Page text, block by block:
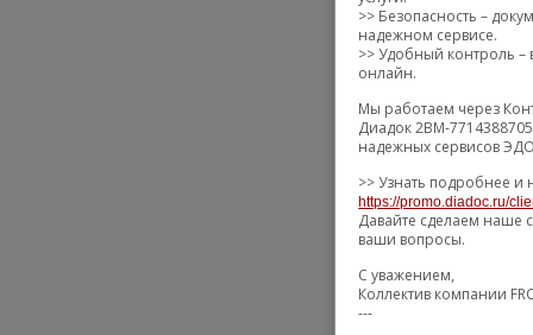
>> Безопасность –
надежном сервисе.
>> Удобный контроль –
онлайн.
Мы работаем через
Диадок 2BM-
надежных сервисов
>> Узнать подробнее и
https://promo.diadoc.ru/
Давайте сделаем наше
ваши вопросы.
С уважением,
Коллектив компании
---